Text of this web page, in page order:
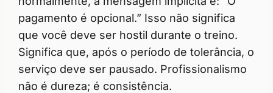
pagamento é opcional.” Isso não significa
que você deve ser hostil durante o treino.
Significa que, após o período de tolerância, o
serviço deve ser pausado. Profissionalismo
não é dureza; é consistência.